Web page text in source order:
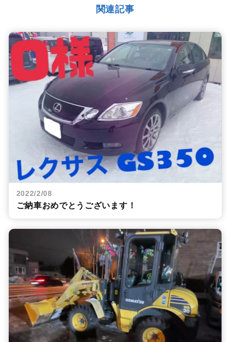
関連記事
2022/2/08
ご納車おめでとうございます！